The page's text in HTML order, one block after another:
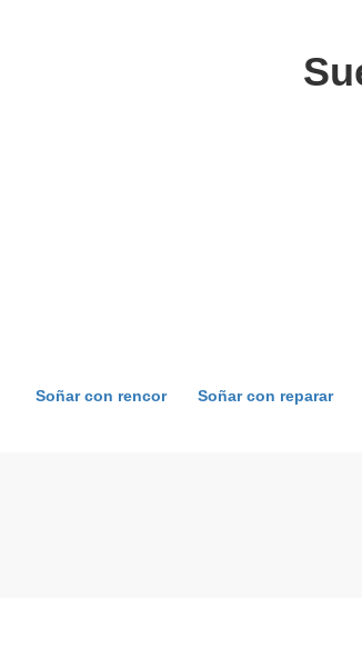
Soñar con rencor Soñar con reparar